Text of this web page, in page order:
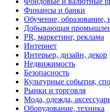
Финансы и банки
Обучение, образование,
Добывающая
PR, маркетинг, реклама
Интернет
Интерьер, дизайн, декор
Недвижимость
Безопасность
Культурные события,
Рынки и торговля
Мода, одежда,
Оборудование, техника